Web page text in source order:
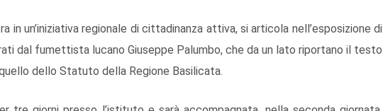
in un’iniziativa regionale di cittadinanza attiva, si articola nell’esposizione di
dal fumettista lucano Giuseppe Palumbo, che da un lato riportano il testo
dello Statuto della Regione Basilicata.